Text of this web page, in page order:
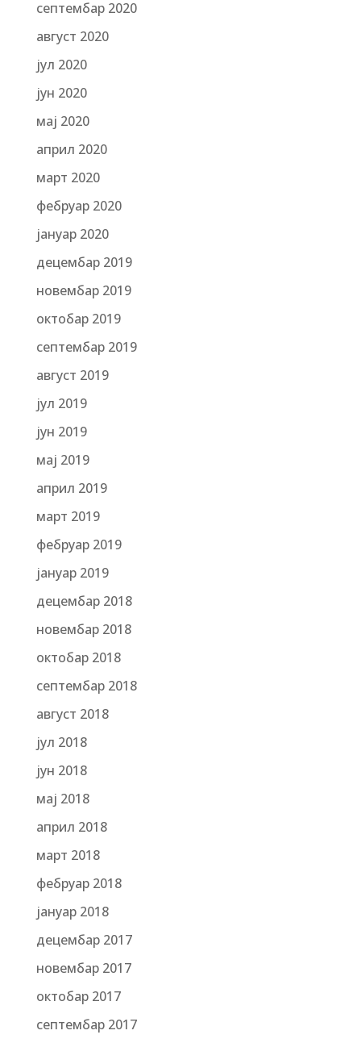
септембар 2020
август 2020
јул 2020
јун 2020
мај 2020
април 2020
март 2020
фебруар 2020
јануар 2020
децембар 2019
новембар 2019
октобар 2019
септембар 2019
август 2019
јул 2019
јун 2019
мај 2019
април 2019
март 2019
фебруар 2019
јануар 2019
децембар 2018
новембар 2018
октобар 2018
септембар 2018
август 2018
јул 2018
јун 2018
мај 2018
април 2018
март 2018
фебруар 2018
јануар 2018
децембар 2017
новембар 2017
октобар 2017
септембар 2017